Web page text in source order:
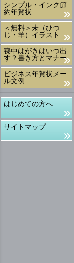
シンプル・インク節
約年賀状
＜無料＞未（ひつ
じ・羊）イラスト
喪中はがきはいつ出
す？書き方とマナー
ビジネス年賀状メー
ル文例
はじめての方へ
サイトマップ